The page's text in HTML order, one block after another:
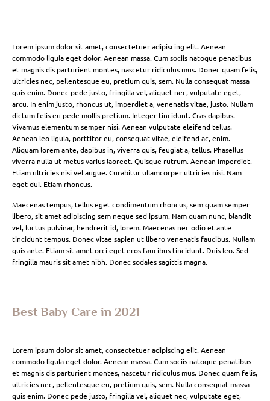
Lorem ipsum dolor sit amet, consectetuer adipiscing elit. Aenean
commodo ligula eget dolor. Aenean massa. Cum sociis natoque penatibus
et magnis dis parturient montes, nascetur ridiculus mus. Donec quam felis,
ultricies nec, pellentesque eu, pretium quis, sem. Nulla consequat massa
quis enim. Donec pede justo, fringilla vel, aliquet nec, vulputate eget,
arcu. In enim justo, rhoncus ut, imperdiet a, venenatis vitae, justo. Nullam
dictum felis eu pede mollis pretium. Integer tincidunt. Cras dapibus.
Vivamus elementum semper nisi. Aenean vulputate eleifend tellus.
Aenean leo ligula, porttitor eu, consequat vitae, eleifend ac, enim.
Aliquam lorem ante, dapibus in, viverra quis, feugiat a, tellus. Phasellus
viverra nulla ut metus varius laoreet. Quisque rutrum. Aenean imperdiet.
Etiam ultricies nisi vel augue. Curabitur ullamcorper ultricies nisi. Nam
eget dui. Etiam rhoncus.
Maecenas tempus, tellus eget condimentum rhoncus, sem quam semper
libero, sit amet adipiscing sem neque sed ipsum. Nam quam nunc, blandit
vel, luctus pulvinar, hendrerit id, lorem. Maecenas nec odio et ante
tincidunt tempus. Donec vitae sapien ut libero venenatis faucibus. Nullam
quis ante. Etiam sit amet orci eget eros faucibus tincidunt. Duis leo. Sed
fringilla mauris sit amet nibh. Donec sodales sagittis magna.
Best Baby Care in 2021
Lorem ipsum dolor sit amet, consectetuer adipiscing elit. Aenean
commodo ligula eget dolor. Aenean massa. Cum sociis natoque penatibus
et magnis dis parturient montes, nascetur ridiculus mus. Donec quam felis,
ultricies nec, pellentesque eu, pretium quis, sem. Nulla consequat massa
quis enim. Donec pede justo, fringilla vel, aliquet nec, vulputate eget,